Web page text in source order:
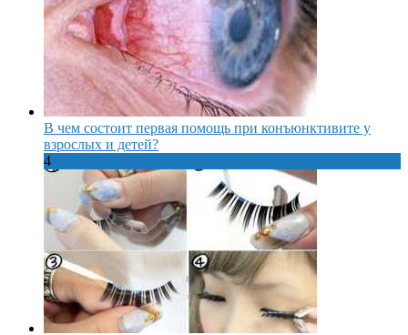
В чем состоит первая помощь при конъюнктивите у
взрослых и детей?
4